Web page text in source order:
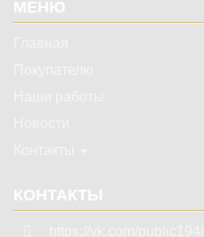
МЕНЮ
КОНТАКТЫ